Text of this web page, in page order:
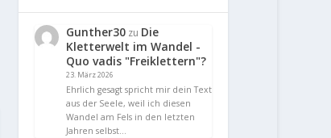
Gunther30 zu Die
Kletterwelt im Wandel -
Quo vadis "Freiklettern"?
23. März 2026
Ehrlich gesagt spricht mir dein Text
aus der Seele, weil ich diesen
Wandel am Fels in den letzten
Jahren selbst…